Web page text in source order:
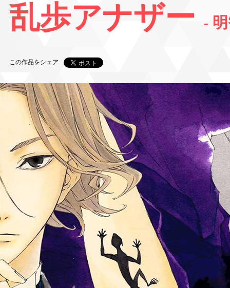
乱歩アナザー -
この作品をシェア